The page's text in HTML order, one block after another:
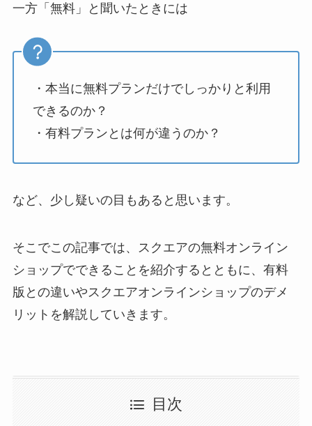
一方「無料」と聞いたときには
・本当に無料プランだけでしっかりと利用
できるのか？
・有料プランとは何が違うのか？
など、少し疑いの目もあると思います。
そこでこの記事では、スクエアの無料オンライン
ショップでできることを紹介するとともに、有料
版との違いやスクエアオンラインショップのデメ
リットを解説していきます。
目次